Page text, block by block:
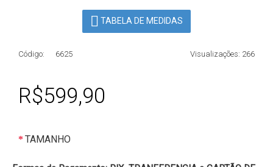
TABELA DE MEDIDAS
Visualizações: 266
Código: 6625
R$599,90
TAMANHO